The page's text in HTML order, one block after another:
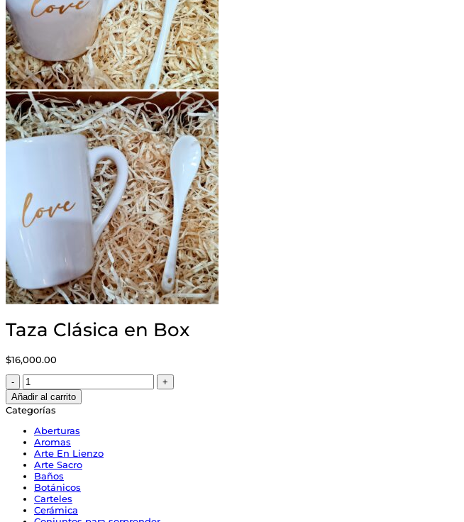
Taza Clásica en Box
$16,000.00
Taza
Clásica
en
Box
cantidad
Añadir al carrito
Categorías
Aberturas
Aromas
Arte En Lienzo
Arte Sacro
Baños
Botánicos
Carteles
Cerámica